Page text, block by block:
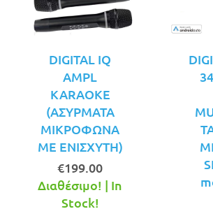
DIGITAL IQ
AMPL
KARAOKE
(ΑΣΥΡΜΑΤΑ
ΜΙΚΡΟΦΩΝΑ
ΜΕ ΕΝΙΣΧΥΤΗ)
€199.00
Διαθέσιμο! | In
Stock!